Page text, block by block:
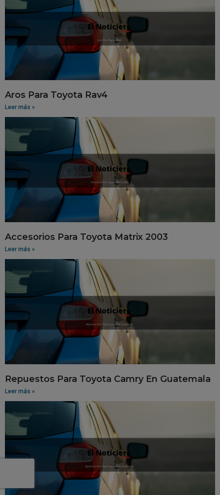
Aros Para Toyota Rav4
Leer más »
Accesorios Para Toyota Matrix 2003
Leer más »
Repuestos Para Toyota Camry En Guatemala
Leer más »